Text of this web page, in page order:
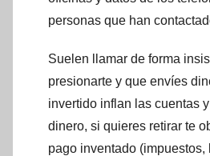
personas que han
Suelen llamar de forma
presionarte y que envíes
invertido inflan las cuentas
dinero, si quieres retirar te
pago inventado (impuestos,